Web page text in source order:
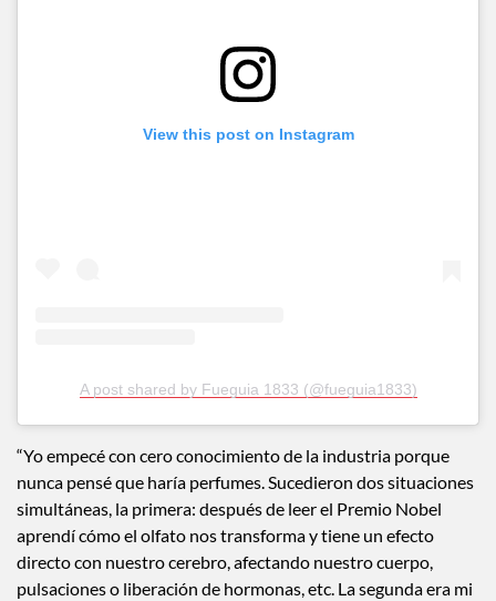
View this post on Instagram
A post shared by Fueguia 1833 (@fueguia1833)
“Yo empecé con cero conocimiento de la industria porque
nunca pensé que haría perfumes. Sucedieron dos situaciones
simultáneas, la primera: después de leer el Premio Nobel
aprendí cómo el olfato nos transforma y tiene un efecto
directo con nuestro cerebro, afectando nuestro cuerpo,
pulsaciones o liberación de hormonas, etc. La segunda era mi